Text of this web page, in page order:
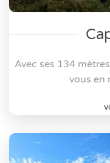
Avec ses 134
vous en